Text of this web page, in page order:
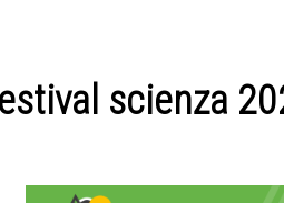
scienza